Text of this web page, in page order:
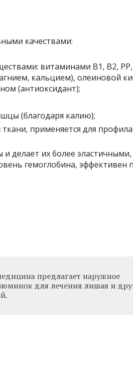
качествами:
витаминами В1, В2, РР,
кальцием), олеиновой
(антиоксидант);
(благодаря калию);
применяется для
делает их более эластичными,
гемоглобина, эффективен
предлагает наружное
для лечения лишая и